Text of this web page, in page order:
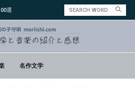
選
名作文学